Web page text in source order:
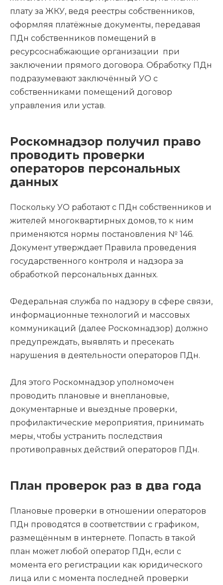
плату за ЖКУ, ведя реестры собственников,
оформляя платёжные документы, передавая
ПДн собственников помещений в
ресурсоснабжающие организации при
заключении прямого договора. Обработку ПДн
подразумевают заключённый УО с
собственниками помещений договор
управления или устав.
Роскомнадзор получил право
проводить проверки
операторов персональных
данных
Поскольку УО работают с ПДн собственников и
жителей многоквартирных домов, то к ним
применяются нормы постановления № 146.
Документ утверждает Правила проведения
государственного контроля и надзора за
обработкой персональных данных.
Федеральная служба по надзору в сфере связи,
информационные технологий и массовых
коммуникаций (далее Роскомнадзор) должно
предупреждать, выявлять и пресекать
нарушения в деятельности операторов ПДн.
Для этого Роскомнадзор уполномочен
проводить плановые и внеплановые,
документарные и выездные проверки,
профилактические мероприятия, принимать
меры, чтобы устранить последствия
противоправных действий операторов ПДн.
План проверок раз в два года
Плановые проверки в отношении операторов
ПДн проводятся в соответствии с графиком,
размещённым в интернете. Попасть в такой
план может любой оператор ПДн, если с
момента его регистрации как юридического
лица или с момента последней проверки